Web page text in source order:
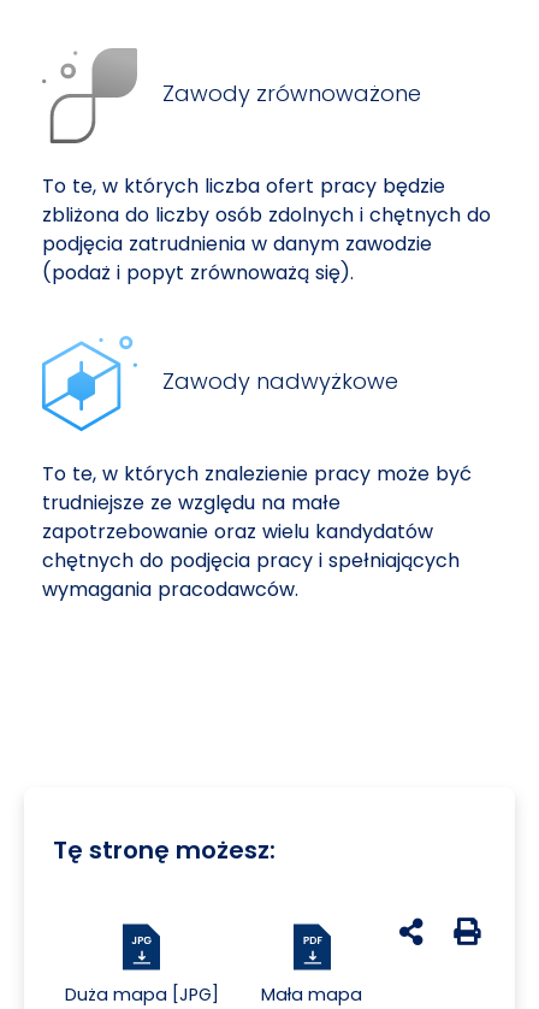
Zawody zrównoważone
To te, w których liczba ofert pracy będzie
zbliżona do liczby osób zdolnych i chętnych do
podjęcia zatrudnienia w danym zawodzie
(podaż i popyt zrównoważą się).
Zawody nadwyżkowe
To te, w których znalezienie pracy może być
trudniejsze ze względu na małe
zapotrzebowanie oraz wielu kandydatów
chętnych do podjęcia pracy i spełniających
wymagania pracodawców.
Tę stronę możesz:
Duża mapa [JPG] Mała mapa
udostępnij na
Generuj